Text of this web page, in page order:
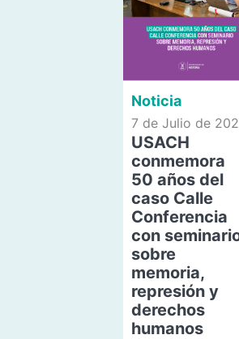
Noticia
7 de Julio de
USACH
conmemora
50 años del
caso Calle
Conferencia
con
sobre
memoria,
represión y
derechos
humanos